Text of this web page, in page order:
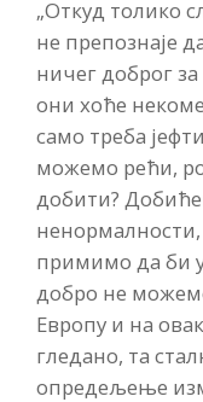
„Откуд толико
не препознаје
ничег доброг
они хоће
само треба
можемо рећи,
добити?
ненормалности,
примимо да би
добро не
Европу и на
гледано, та
опредељење